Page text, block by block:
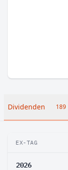
Dividenden 189
EX-TAG
2026